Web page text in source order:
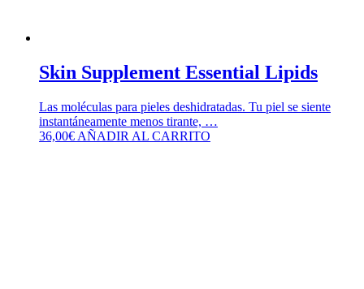
Skin Supplement Essential Lipids
Las moléculas para pieles deshidratadas. Tu piel se siente
instantáneamente menos tirante, …
36,00€ AÑADIR AL CARRITO